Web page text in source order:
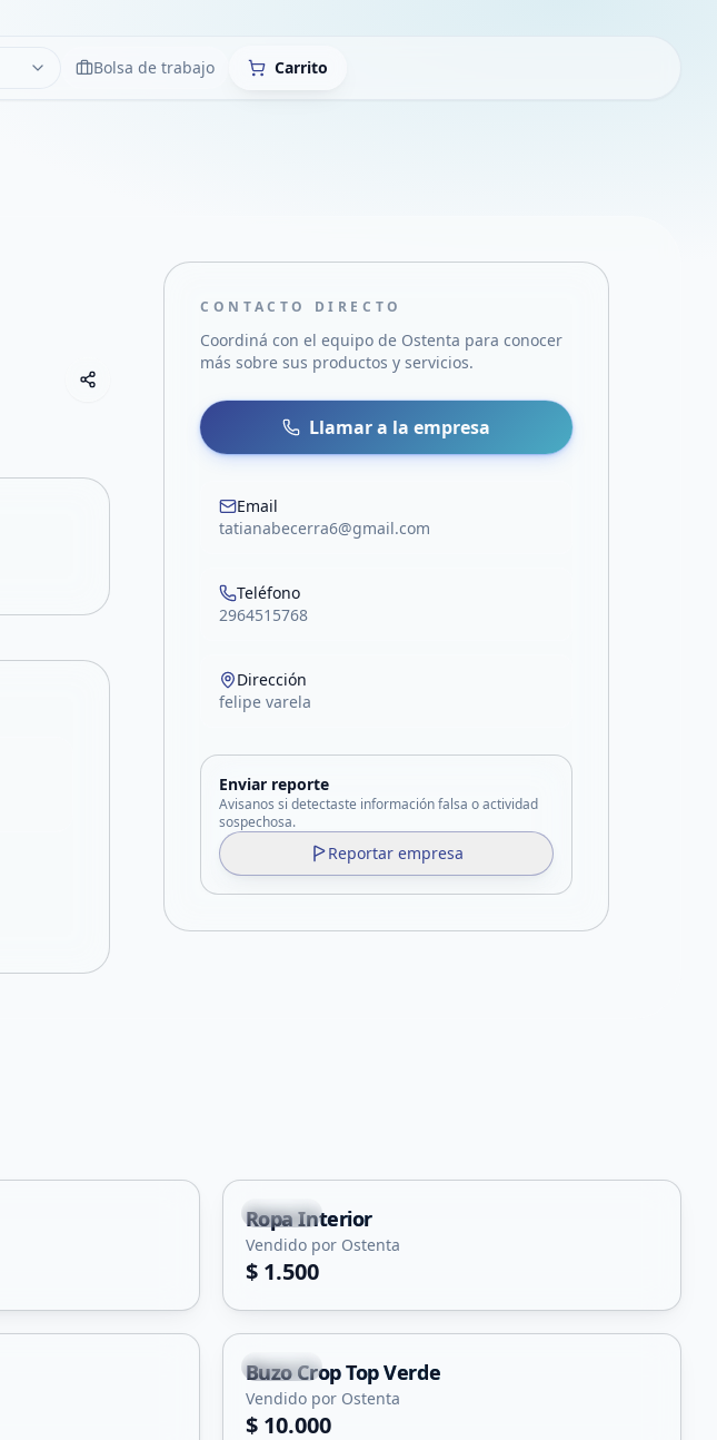
LimpiarBolsa de trabajo Carrito
Compartir empresa
Compartir por WhatsApp
Compartir por mail
Compartir en Facebook
CONTACTO DIRECTO
Coordiná con el equipo de Ostenta para conocer
más sobre sus productos y servicios.
Llamar a la empresa
Email
tatianabecerra6@gmail.com
Teléfono
2964515768
Dirección
felipe varela
Enviar reporte
Avisanos si detectaste información falsa o actividad
sospechosa.
Reportar empresa
Merlo
Ropa Interior
Vendido por Ostenta
$ 1.500
Merlo
Buzo Crop Top Verde
Vendido por Ostenta
$ 10.000